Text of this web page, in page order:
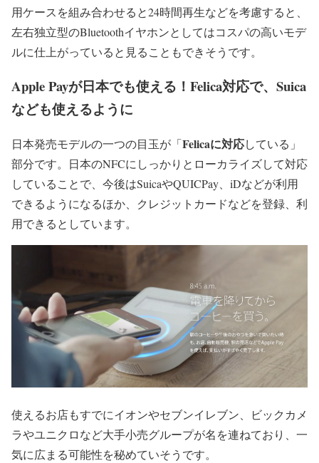
用ケースを組み合わせると24時間再生などを考慮すると、
左右独立型のBluetoothイヤホンとしてはコスパの高いモデ
ルに仕上がっていると見ることもできそうです。
Apple Payが日本でも使える！Felica対応で、Suica
なども使えるように
日本発売モデルの一つの目玉が「Felicaに対応している」
部分です。日本のNFCにしっかりとローカライズして対応
していることで、今後はSuicaやQUICPay、iDなどが利用
できるようになるほか、クレジットカードなどを登録、利
用できるとしています。
使えるお店もすでにイオンやセブンイレブン、ビックカメ
ラやユニクロなど大手小売グループが名を連ねており、一
気に広まる可能性を秘めていそうです。